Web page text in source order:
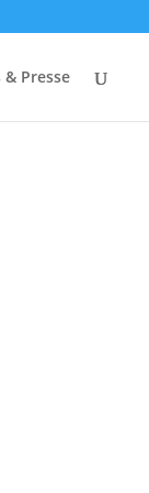
Presse